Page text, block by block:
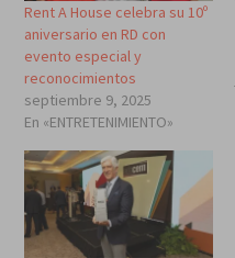
Rent A House celebra su 10º
aniversario en RD con
evento especial y
reconocimientos
septiembre 9, 2025
En «ENTRETENIMIENTO»